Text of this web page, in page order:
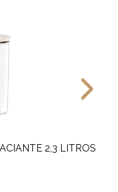
2,3 LITROS